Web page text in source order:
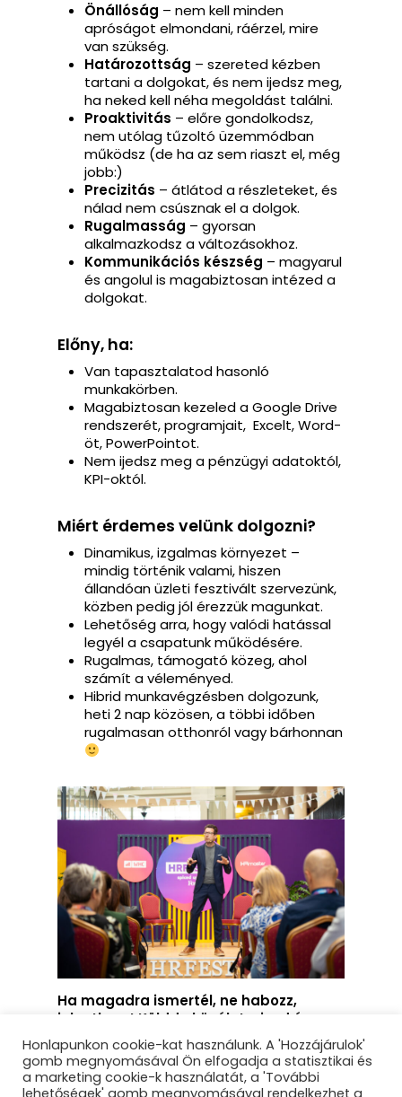
Önállóság – nem kell minden
apróságot elmondani, ráérzel, mire
van szükség.
Határozottság – szereted kézben
tartani a dolgokat, és nem ijedsz meg,
ha neked kell néha megoldást találni.
Proaktivitás – előre gondolkodsz,
nem utólag tűzoltó üzemmódban
működsz (de ha az sem riaszt el, még
jobb:)
Precizitás – átlátod a részleteket, és
nálad nem csúsznak el a dolgok.
Rugalmasság – gyorsan
alkalmazkodsz a változásokhoz.
Kommunikációs készség – magyarul
és angolul is magabiztosan intézed a
dolgokat.
Előny, ha:
Van tapasztalatod hasonló
munkakörben.
Magabiztosan kezeled a Google Drive
rendszerét, programjait, Excelt, Word-
öt, PowerPointot.
Nem ijedsz meg a pénzügyi adatoktól,
KPI-októl.
Miért érdemes velünk dolgozni?
Dinamikus, izgalmas környezet –
mindig történik valami, hiszen
állandóan üzleti fesztivált szervezünk,
közben pedig jól érezzük magunkat.
Lehetőség arra, hogy valódi hatással
legyél a csapatunk működésére.
Rugalmas, támogató közeg, ahol
számít a véleményed.
Hibrid munkavégzésben dolgozunk,
heti 2 nap közösen, a többi időben
rugalmasan otthonról vagy bárhonnan
Ha magadra ismertél, ne habozz,
jelentkezz! Küldd el önéletrajzod és egy
rövid bemutatkozást arról, miért lennél
te az ideális vezetői asszisztensünk!
Ide várjuk
anyagodat:hello@businessfest.hu
Honlapunkon cookie-kat használunk. A 'Hozzájárulok'
gomb megnyomásával Ön elfogadja a statisztikai és
a marketing cookie-k használatát, a 'További
lehetőségek' gomb megnyomásával rendelkezhet a